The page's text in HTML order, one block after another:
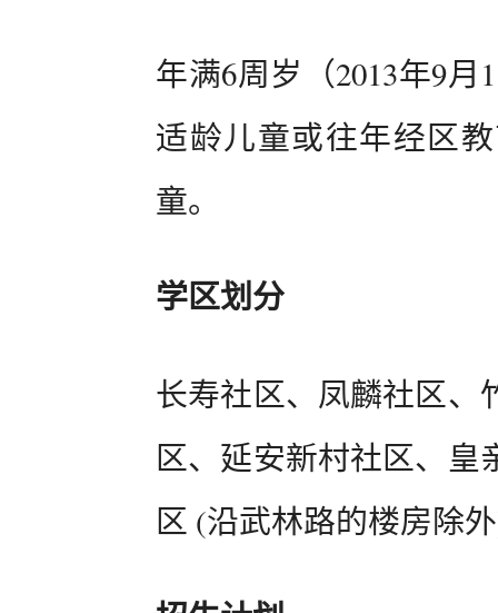
年满6周岁（2013年9
适龄儿童或往年经区
童。
学区划分
长寿社区、凤麟社区、
区、延安新村社区、皇
区 (沿武林路的楼房除